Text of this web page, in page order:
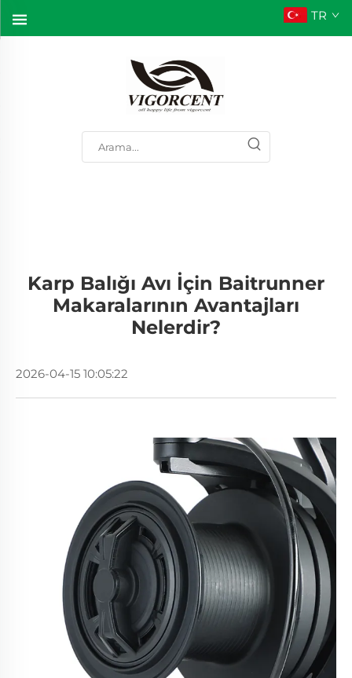
TR
Karp Balığı Avı İçin Baitrunner
Makaralarının Avantajları
Nelerdir?
2026-04-15 10:05:22